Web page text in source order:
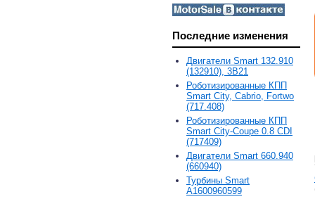
Последние изменения
Двигатели Smart 132.910
(132910), 3B21
Роботизированные КПП
Smart City, Cabrio, Fortwo
(717.408)
Роботизированные КПП
Smart City-Coupe 0.8 CDI
(717409)
Двигатели Smart 660.940
(660940)
Турбины Smart
A1600960599